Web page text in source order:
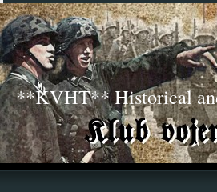
**KVHT** Historical